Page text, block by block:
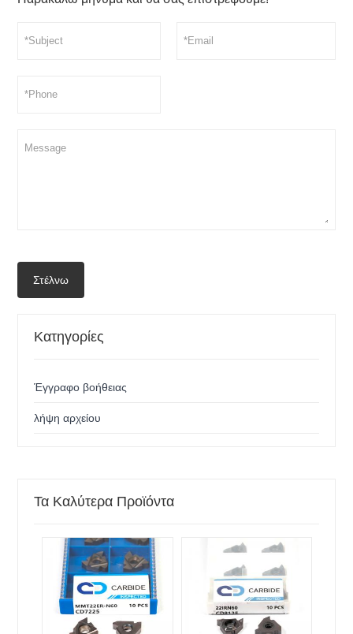
Στέλνω
Κατηγορίες
Έγγραφο βοήθειας
λήψη αρχείου
Τα Καλύτερα Προϊόντα